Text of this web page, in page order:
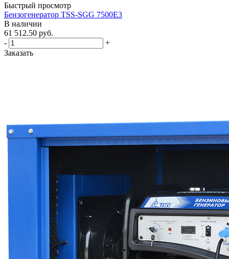
Быстрый просмотр
Бензогенератор TSS-SGG 7500Е3
В наличии
61 512.50 руб.
-
+
Заказать